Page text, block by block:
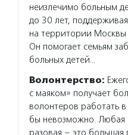
неизлечимо больным
до 30 лет,
на территории
Он помогает семьям
больных детей…
Волонтерство:
с маяком» получает
волонтеров работать
бы невозможно. Любая
разовая – это